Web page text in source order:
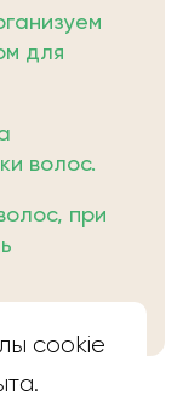
для
волос.
при
cookie